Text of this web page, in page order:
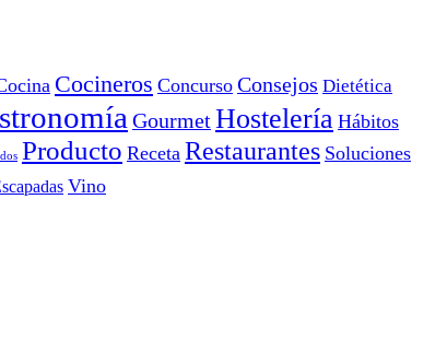
Cocineros Concurso Consejos Dietética
GourmetHostelería Hábitos
Producto Receta Restaurantes Soluciones
Vino